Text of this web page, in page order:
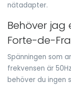
nätadapter.
Behöver
Forte-de-
Spänningen som
frekvensen är
behöver du ingen